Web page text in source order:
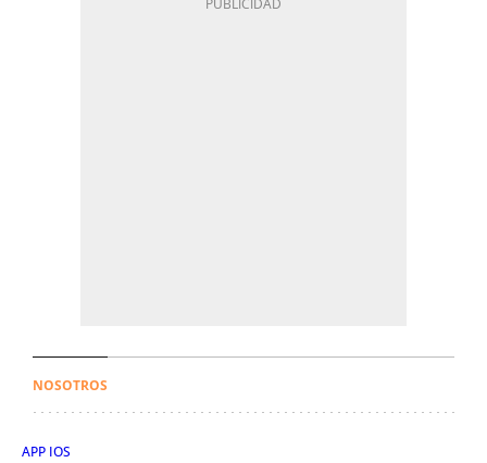
NOSOTROS
APP IOS